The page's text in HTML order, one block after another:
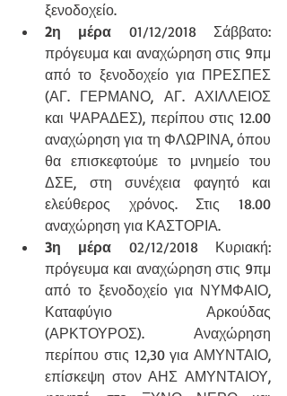
ξενοδοχείο.
2η μέρα 01/12/2018 Σάββατο:
πρόγευμα και αναχώρηση στις 9πμ
από το ξενοδοχείο για ΠΡΕΣΠΕΣ
(ΑΓ. ΓΕΡΜΑΝΟ, ΑΓ. ΑΧΙΛΛΕΙΟΣ
και ΨΑΡΑΔΕΣ), περίπου στις 12.00
αναχώρηση για τη ΦΛΩΡΙΝΑ, όπου
θα επισκεφτούμε το μνημείο του
ΔΣΕ, στη συνέχεια φαγητό και
ελεύθερος χρόνος. Στις 18.00
αναχώρηση για ΚΑΣΤΟΡΙΑ.
3η μέρα 02/12/2018 Κυριακή:
πρόγευμα και αναχώρηση στις 9πμ
από το ξενοδοχείο για ΝΥΜΦΑΙΟ,
Καταφύγιο Αρκούδας
(ΑΡΚΤΟΥΡΟΣ). Αναχώρηση
περίπου στις 12,30 για ΑΜΥΝΤΑΙΟ,
επίσκεψη στον ΑΗΣ ΑΜΥΝΤΑΙΟΥ,